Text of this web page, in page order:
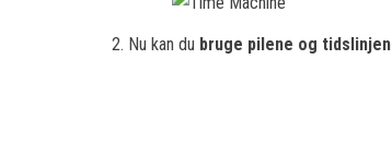
2. Nu kan du bruge pilene og tidslinjen